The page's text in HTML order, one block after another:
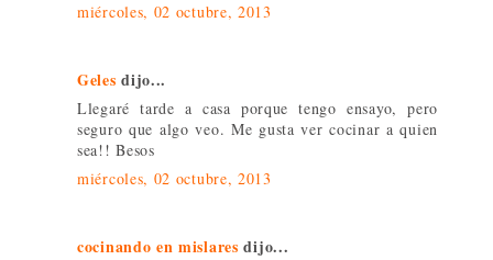
miércoles, 02 octubre, 2013
Geles dijo...
Llegaré tarde a casa porque tengo ensayo, pero
seguro que algo veo. Me gusta ver cocinar a quien
sea!! Besos
miércoles, 02 octubre, 2013
cocinando en mislares dijo...